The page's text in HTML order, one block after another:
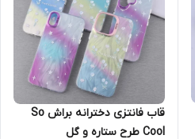
قاب فانتزی دخترانه براش So
Cool طرح ستاره و گل